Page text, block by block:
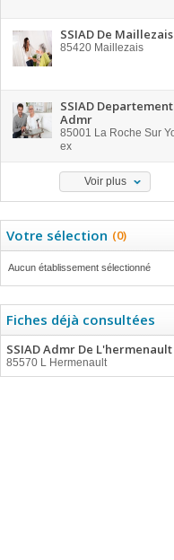
SSIAD De Maillezais
85420 Maillezais
SSIAD
Admr
85001 La Roche Sur
ex
Voir plus
Votre sélection (0)
Aucun établissement sélectionné
Fiches déjà consultées
SSIAD Admr De L'hermenault
85570 L Hermenault